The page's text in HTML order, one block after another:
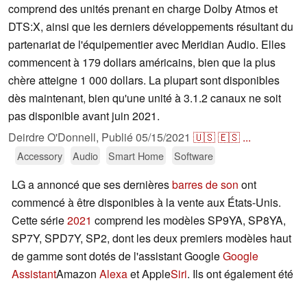
comprend des unités prenant en charge Dolby Atmos et
DTS:X, ainsi que les derniers développements résultant du
partenariat de l'équipementier avec Meridian Audio. Elles
commencent à 179 dollars américains, bien que la plus
chère atteigne 1 000 dollars. La plupart sont disponibles
dès maintenant, bien qu'une unité à 3.1.2 canaux ne soit
pas disponible avant juin 2021.
Deirdre O'Donnell, Publié05/15/2021 🇺🇸🇪🇸 ...
Accessory Audio Smart Home Software
LG a annoncé que ses dernièresbarres de son ont
commencé à être disponibles à la vente aux États-Unis.
Cette série2021 comprend les modèles SP9YA, SP8YA,
SP7Y, SPD7Y, SP2, dont les deux premiers modèles haut
de gamme sont dotés de l'assistant GoogleGoogle
AssistantAmazon Alexaet AppleSiri. Ils ont également été